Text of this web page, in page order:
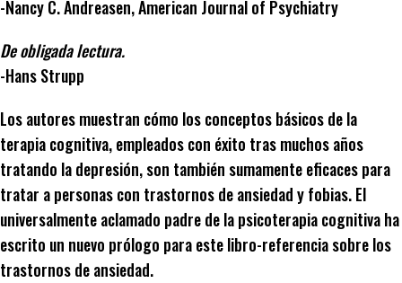
-Nancy C. Andreasen, American Journal of Psychiatry
De obligada lectura.
-Hans Strupp
Los autores muestran cómo los conceptos básicos de la
terapia cognitiva, empleados con éxito tras muchos años
tratando la depresión, son también sumamente eficaces para
tratar a personas con trastornos de ansiedad y fobias. El
universalmente aclamado padre de la psicoterapia cognitiva ha
escrito un nuevo prólogo para este libro-referencia sobre los
trastornos de ansiedad.